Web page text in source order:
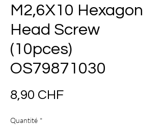
M2,6X10 Hexagon
Head Screw
(10pces)
OS79871030
8,90 CHFPrix
Quantité *